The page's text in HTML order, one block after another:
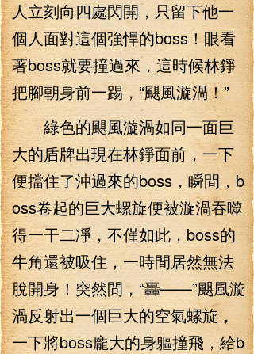
人立刻向四處閃開，只留下他一
個人面對這個強悍的boss！眼看
著boss就要撞過來，這時候林錚
把腳朝身前一踢，“颶風漩渦！”
綠色的颶風漩渦如同一面巨
大的盾牌出現在林錚面前，一下
便擋住了沖過來的boss，瞬間，b
oss卷起的巨大螺旋便被漩渦吞噬
得一干二凈，不僅如此，boss的
牛角還被吸住，一時間居然無法
脫開身！突然間，“轟——”颶風漩
渦反射出一個巨大的空氣螺旋，
一下將boss龐大的身軀撞飛，給b